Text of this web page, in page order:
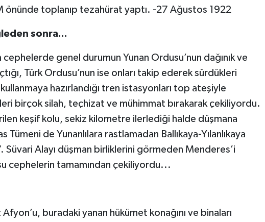
önünde toplanıp tezahürat yaptı. -27 Ağustos 1922
sonra...
genel durumun Yunan Ordusu’nun dağınık ve
Türk Ordusu’nun ise onları takip ederek sürdükleri
hazırlandığı tren istasyonları top ateşiyle
birçok silah, teçhizat ve mühimmat bırakarak çekiliyordu.
keşif kolu, sekiz kilometre ilerlediği halde düşmana
Tümeni de Yunanlılara rastlamadan Ballıkaya-Yılanlıkaya
Süvari Alayı düşman birliklerini görmeden Menderes’i
cephelerin tamamından çekiliyordu...
buradaki yanan hükümet konağını ve binaları